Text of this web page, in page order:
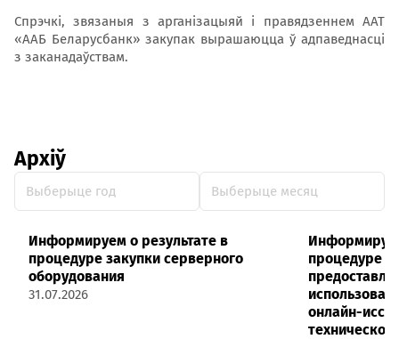
Спрэчкі, звязаныя з арганізацыяй і правядзеннем ААТ
«ААБ Беларусбанк» закупак вырашаюцца ў адпаведнасці
з заканадаўствам.
Архіў
Выберыце год Выберыце месяц
Информируем о результате в
процедуре закупки серверного
оборудования
31.07.2026
процедуре
онлайн-